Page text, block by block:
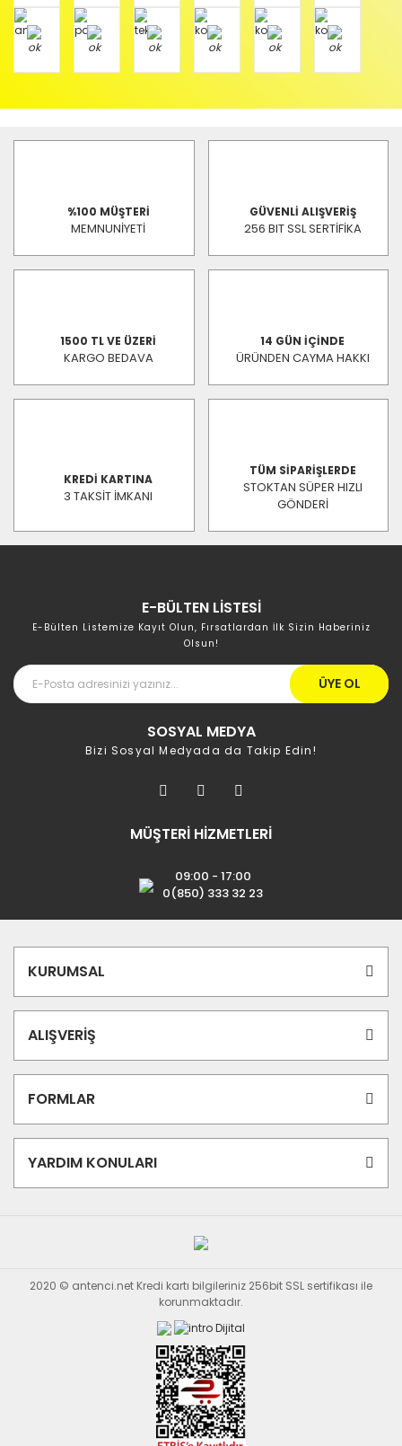
%100 MÜŞTERİ
MEMNUNİYETİ
GÜVENLİ ALIŞVERİŞ
256 BIT SSL SERTİFİKA
1500 TL VE ÜZERİ
KARGO BEDAVA
14 GÜN İÇİNDE
ÜRÜNDEN CAYMA HAKKI
KREDİ KARTINA
3 TAKSİT İMKANI
TÜM SİPARİŞLERDE
STOKTAN SÜPER HIZLI
GÖNDERİ
E-BÜLTEN LİSTESİ
E-Bülten Listemize Kayıt Olun, Fırsatlardan İlk Sizin Haberiniz
Olsun!
ÜYE OL
SOSYAL MEDYA
Bizi Sosyal Medyada da Takip Edin!
MÜŞTERİ HİZMETLERİ
09:00 - 17:00
0(850) 333 32 23
KURUMSAL
ALIŞVERİŞ
FORMLAR
YARDIM KONULARI
2020 © antenci.net Kredi kartı bilgileriniz 256bit SSL sertifikası ile
korunmaktadır.